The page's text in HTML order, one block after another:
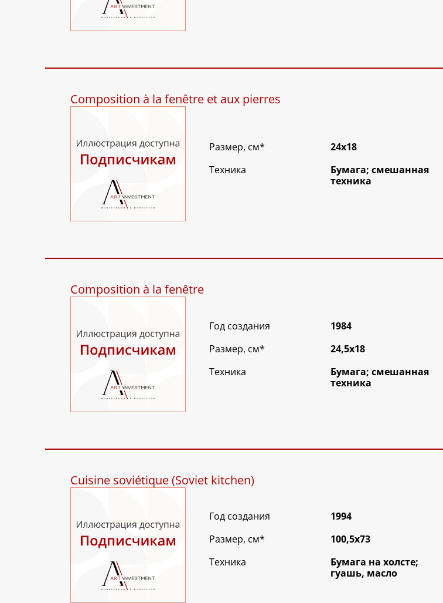
Composition à la fenêtre et aux pierres
Размер, см*
24х18
Техника
Бумага; смешанная
техника
Composition à la fenêtre
Год создания
1984
Размер, см*
24,5х18
Техника
Бумага; смешанная
техника
Cuisine soviétique (Soviet kitchen)
Год создания
1994
Размер, см*
100,5х73
Техника
Бумага на холсте;
гуашь, масло